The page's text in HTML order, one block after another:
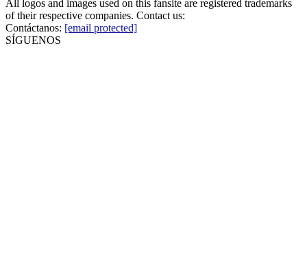
All logos and images used on this fansite are registered trademarks
of their respective companies. Contact us:
Contáctanos: [email protected]
SÍGUENOS